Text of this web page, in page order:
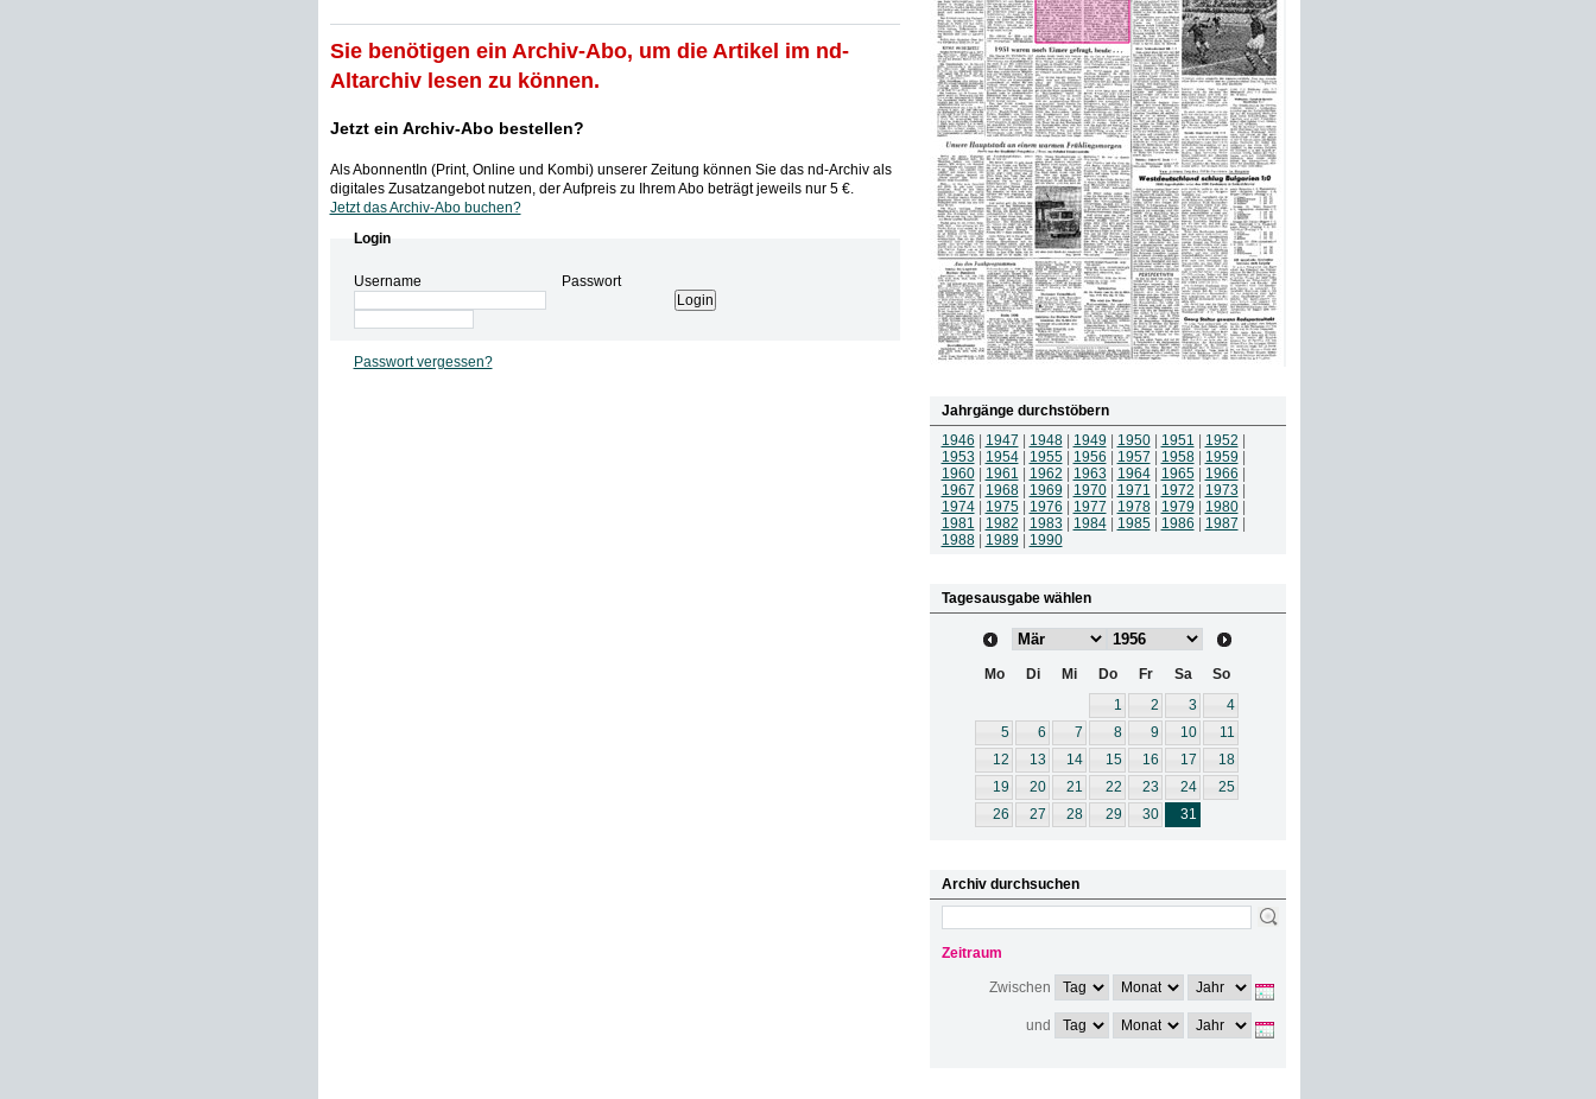
Sie benötigen ein Archiv-Abo, um die Artikel im nd-
Altarchiv lesen zu können.
Jetzt ein Archiv-Abo bestellen?
Als AbonnentIn (Print, Online und Kombi) unserer Zeitung können Sie das nd-Archiv als
digitales Zusatzangebot nutzen, der Aufpreis zu Ihrem Abo beträgt jeweils nur 5 €.
Jetzt das Archiv-Abo buchen?
Login
Username Passwort
Passwort vergessen?
Jahrgänge durchstöbern
1946
1947 1948| 1949 1950| 1951 1952
1953
1954| 1955| 1956 1957 1958| 1959
1960| 1961 1962 1963 1964| 1965| 1966
1967
1968| 1969 1970| 1971 1972 1973
1974| 1975| 1976 1977 1978| 1979 1980|
1981
1982 1983 1984| 1985| 1986 1987
1988| 1989 1990
Tagesausgabe wählen
Mo Di Mi Do Fr Sa
So
1
2 3
4
5
6 7 8 9 10
11
12
13 14 15 16 17
18
19
20 21 22 23 24
25
26
27 28 29 30 31
Archiv durchsuchen
Zeitraum
Zwischen
und